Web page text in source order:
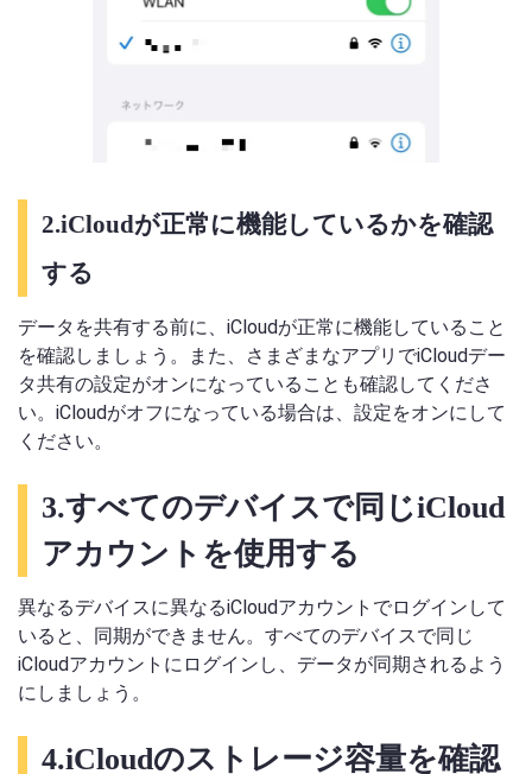
2.iCloudが正常に機能しているかを確認
する
データを共有する前に、iCloudが正常に機能していること
を確認しましょう。また、さまざまなアプリでiCloudデー
タ共有の設定がオンになっていることも確認してくださ
い。iCloudがオフになっている場合は、設定をオンにして
ください。
3.すべてのデバイスで同じiCloud
アカウントを使用する
異なるデバイスに異なるiCloudアカウントでログインして
いると、同期ができません。すべてのデバイスで同じ
iCloudアカウントにログインし、データが同期されるよう
にしましょう。
4.iCloudのストレージ容量を確認